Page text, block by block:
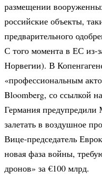
размещении
российские объекты,
предварительного
С того момента в ЕС из-
Норвегии). В
«профессиональным
Bloomberg, со ссылкой
Германия предупредили
залетать в воздушное
Вице-председатель
новая фаза войны,
дронов» за €100 млрд.